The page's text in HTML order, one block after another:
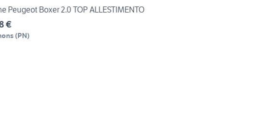
Peugeot Boxer 2.0 TOP ALLESTIMENTO
€
(PN)